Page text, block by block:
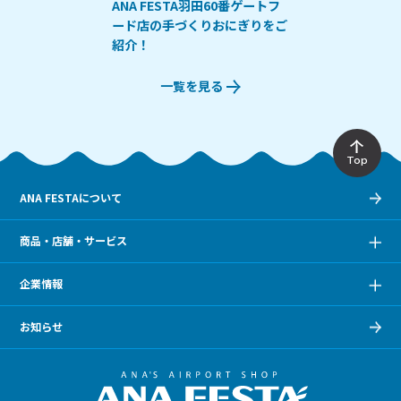
ANA FESTA羽田60番ゲートフ
ード店の手づくりおにぎりをご
紹介！
一覧を見る
Top
ANA FESTAについて
商品・店舗・サービス
企業情報
お知らせ